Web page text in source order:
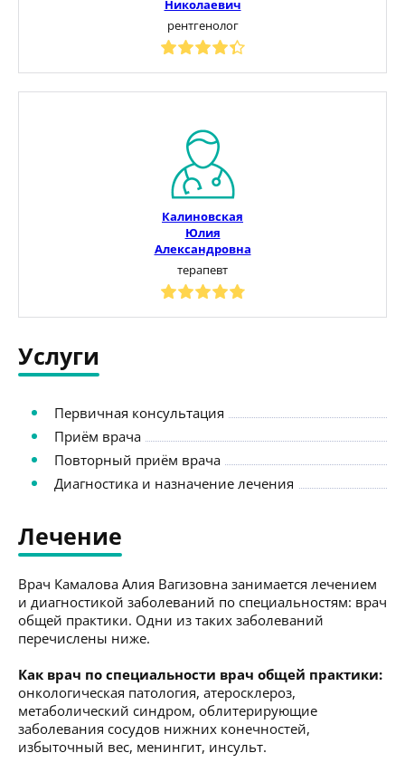
Николаевич
рентгенолог
Калиновская
Юлия
Александровна
терапевт
Услуги
Первичная консультация
Приём врача
Повторный приём врача
Диагностика и назначение лечения
Лечение
Врач Камалова Алия Вагизовна занимается лечением
и диагностикой заболеваний по специальностям: врач
общей практики. Одни из таких заболеваний
перечислены ниже.
Как врач по специальности врач общей практики:
онкологическая патология, атеросклероз,
метаболический синдром, облитерирующие
заболевания сосудов нижних конечностей,
избыточный вес, менингит, инсульт.